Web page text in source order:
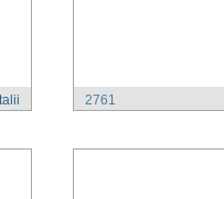
2761